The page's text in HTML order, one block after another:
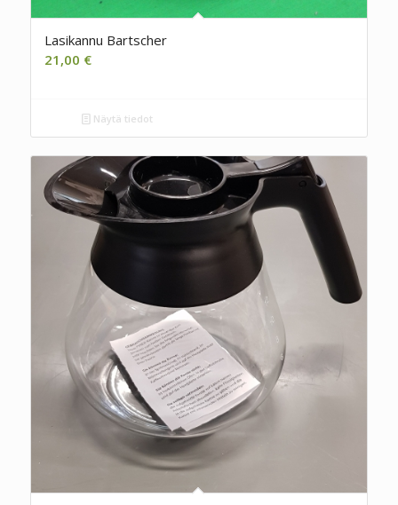
Lasikannu Bartscher
21,00 €
Näytä tiedot